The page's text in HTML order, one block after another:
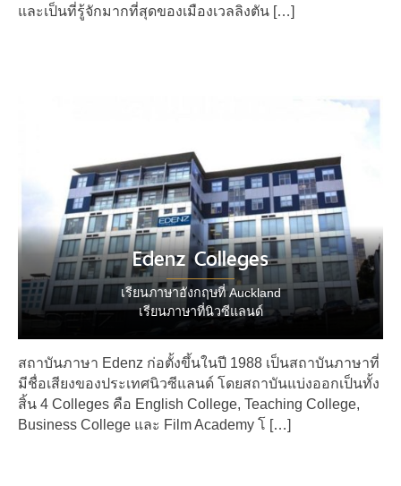
และเป็นที่รู้จักมากที่สุดของเมืองเวลลิงตัน […]
Edenz Colleges
เรียนภาษาอังกฤษที่ Auckland
เรียนภาษาที่นิวซีแลนด์
สถาบันภาษา Edenz ก่อตั้งขึ้นในปี 1988 เป็นสถาบันภาษาที่
มีชื่อเสียงของประเทศนิวซีแลนด์ โดยสถาบันแบ่งออกเป็นทั้ง
สิ้น 4 Colleges คือ English College, Teaching College,
Business College และ Film Academy โ […]